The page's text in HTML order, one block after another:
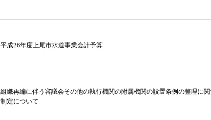
平成26年度上尾市水道事業会計予算
組織再編に伴う審議会その他の執行機関の附属機関の設置条例の整理に
制定について